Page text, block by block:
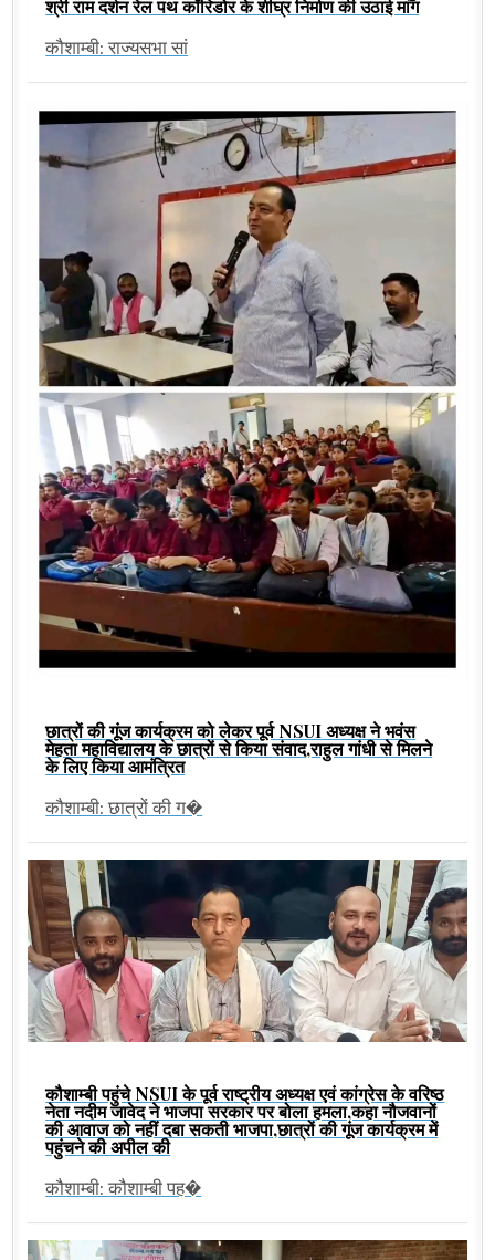
श्री राम दर्शन रेल पथ कॉरिडोर के शीघ्र निर्माण की उठाई मांग
कौशाम्बी: राज्यसभा सां
छात्रों की गूंज कार्यक्रम को लेकर पूर्व NSUI अध्यक्ष ने भवंस
मेहता महाविद्यालय के छात्रों से किया संवाद,राहुल गांधी से मिलने
के लिए किया आमंत्रित
कौशाम्बी: छात्रों की ग�
कौशाम्बी पहुंचे NSUI के पूर्व राष्ट्रीय अध्यक्ष एवं कांग्रेस के वरिष्ठ
नेता नदीम जावेद ने भाजपा सरकार पर बोला हमला,कहा नौजवानों
की आवाज को नहीं दबा सकती भाजपा,छात्रों की गूंज कार्यक्रम में
पहुंचने की अपील की
कौशाम्बी: कौशाम्बी पह�